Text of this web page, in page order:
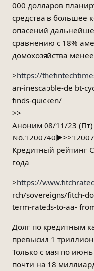
000 долларов
средства в большее
опасений
сравнению с 18%
домохозяйства
>https://
an-inescapble-de bt-
finds-quicken/
>>
Аноним 08/11/23 (Пт)
Кредитный рейтинг
года
>https://
rch/sovereigns/fitch-
term-rateds-to-aa-
Долг по кредитным
превысил 1
Только с мая по
почти на 18